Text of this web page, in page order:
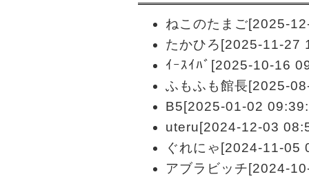
ねこのたまご[2025-
たかひろ[2025-11-27
ｲｰｽｲﾊﾞ[2025-10-16
ふもふも館長[2025-
B5[2025-01-02
uteru[2024-12-03
ぐれにゃ[2024-11-05
アブラビッチ[2024-